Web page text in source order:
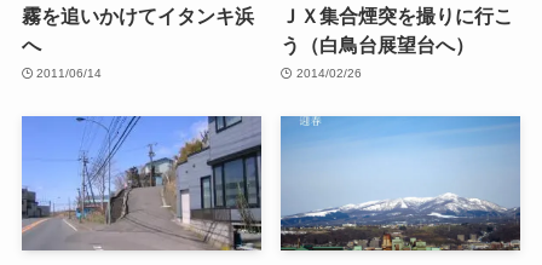
霧を追いかけてイタンキ浜
へ
2011/06/14
ＪＸ集合煙突を撮りに行こ
う（白鳥台展望台へ）
2014/02/26